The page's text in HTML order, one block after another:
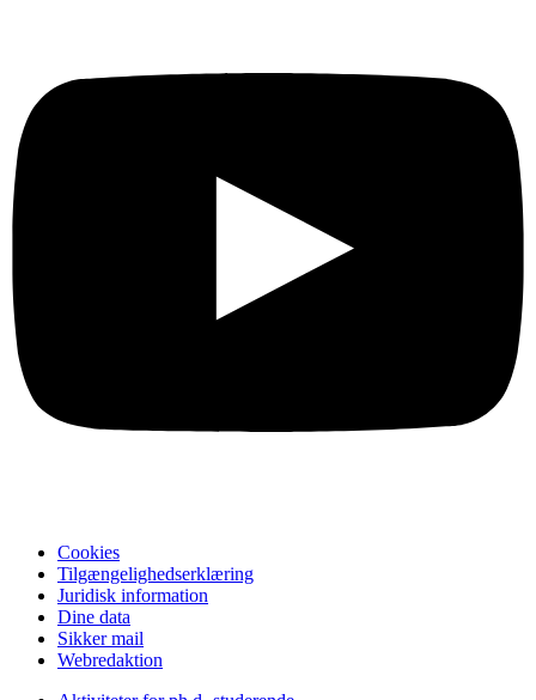
Cookies
Tilgængelighedserklæring
Juridisk information
Dine data
Sikker mail
Webredaktion